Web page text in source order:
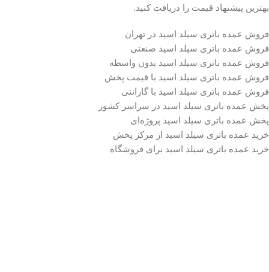
بهترین پیشنهاد قیمت را دریافت کنید.
فروش عمده باتری سیلد اسید در تهران
فروش عمده باتری سیلد اسید صنعتی
فروش عمده باتری سیلد اسید بدون واسطه
فروش عمده باتری سیلد اسید با قیمت پخش
فروش عمده باتری سیلد اسید با گارانتی
پخش عمده باتری سیلد اسید در سراسر کشور
پخش عمده باتری سیلد اسید پروژه‌ای
خرید عمده باتری سیلد اسید از مرکز پخش
خرید عمده باتری سیلد اسید برای فروشگاه